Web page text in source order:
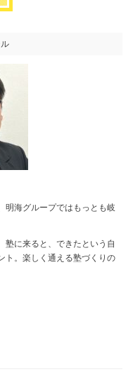
明海グループではもっとも岐
に来ると、できたという自
ト。楽しく通える塾づくりの